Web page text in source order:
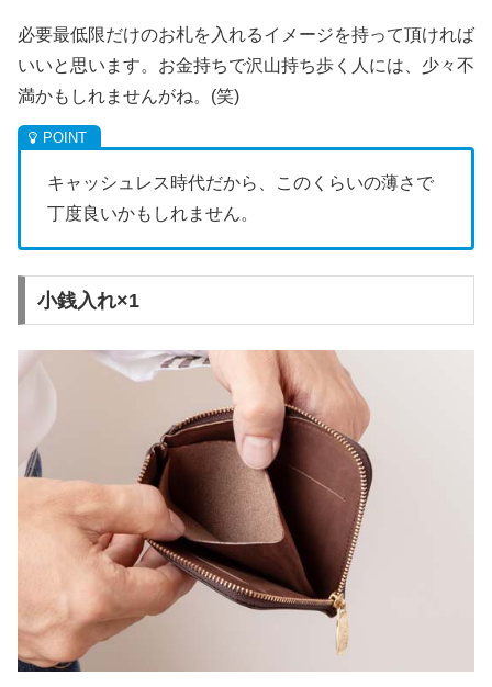
必要最低限だけのお札を入れるイメージを持って頂ければ
いいと思います。お金持ちで沢山持ち歩く人には、少々不
満かもしれませんがね。(笑)
キャッシュレス時代だから、このくらいの薄さで
丁度良いかもしれません。
小銭入れ×1